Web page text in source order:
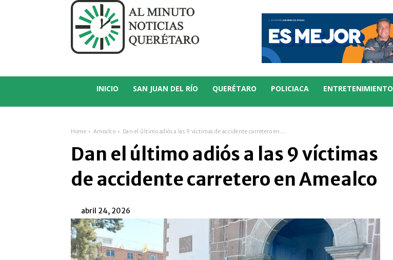
INICIO SAN JUAN DEL RÍO QUERÉTARO POLICIACA ENTRETENIMIENTO
Home Amealco Dan el último adiós a las 9 víctimas de accidente carretero en...
Dan el último adiós a las 9 víctimas
de accidente carretero en Amealco
abril 24, 2026